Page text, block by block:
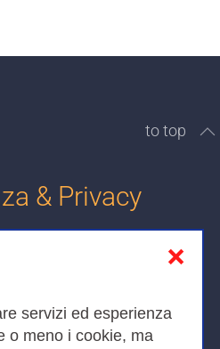
servizi ed esperienza
o meno i cookie, ma
❌
to top
& Privacy
trasparente